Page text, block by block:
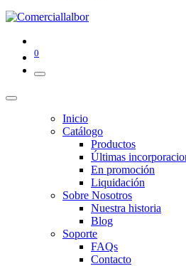
0
Inicio
Catálogo
Productos
Últimas
En promoción
Liquidación
Sobre Nosotros
Nuestra historia
Blog
Soporte
FAQs
Contacto